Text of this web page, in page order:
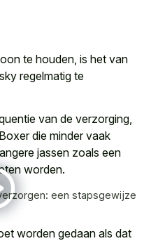
te houden, is het van
regelmatig te
van de verzorging,
die minder vaak
jassen zoals een
worden.
een stapsgewijze
worden gedaan als dat